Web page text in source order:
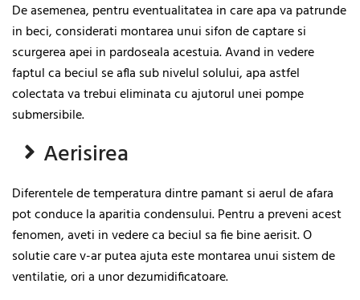
De asemenea, pentru eventualitatea in care apa va patrunde
in beci, considerati montarea unui sifon de captare si
scurgerea apei in pardoseala acestuia. Avand in vedere
faptul ca beciul se afla sub nivelul solului, apa astfel
colectata va trebui eliminata cu ajutorul unei pompe
submersibile.
Aerisirea
Diferentele de temperatura dintre pamant si aerul de afara
pot conduce la aparitia condensului. Pentru a preveni acest
fenomen, aveti in vedere ca beciul sa fie bine aerisit. O
solutie care v-ar putea ajuta este montarea unui sistem de
ventilatie, ori a unor dezumidificatoare.